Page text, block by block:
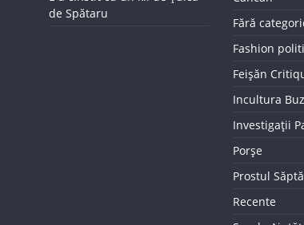
de Spătaru
Fără
Fashion
Feișăn
Incultura
Investigații
Porșe
Prostul
Recente